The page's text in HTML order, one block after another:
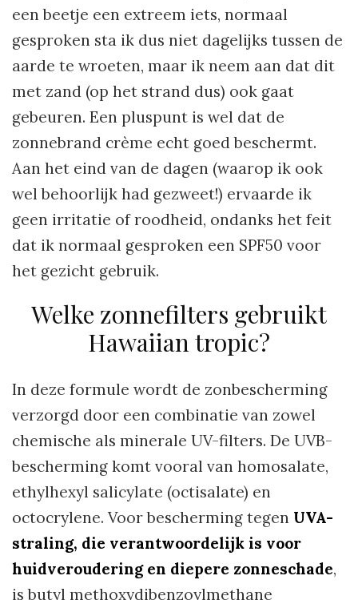
een beetje een extreem iets, normaal
gesproken sta ik dus niet dagelijks tussen de
aarde te wroeten, maar ik neem aan dat dit
met zand (op het strand dus) ook gaat
gebeuren. Een pluspunt is wel dat de
zonnebrand crème echt goed beschermt.
Aan het eind van de dagen (waarop ik ook
wel behoorlijk had gezweet!) ervaarde ik
geen irritatie of roodheid, ondanks het feit
dat ik normaal gesproken een SPF50 voor
het gezicht gebruik.
Welke zonnefilters gebruikt
Hawaiian tropic?
In deze formule wordt de zonbescherming
verzorgd door een combinatie van zowel
chemische als minerale UV-filters. De UVB-
bescherming komt vooral van homosalate,
ethylhexyl salicylate (octisalate) en
octocrylene. Voor bescherming tegen UVA-
straling, die verantwoordelijk is voor
huidveroudering en diepere zonneschade,
is butyl methoxydibenzoylmethane